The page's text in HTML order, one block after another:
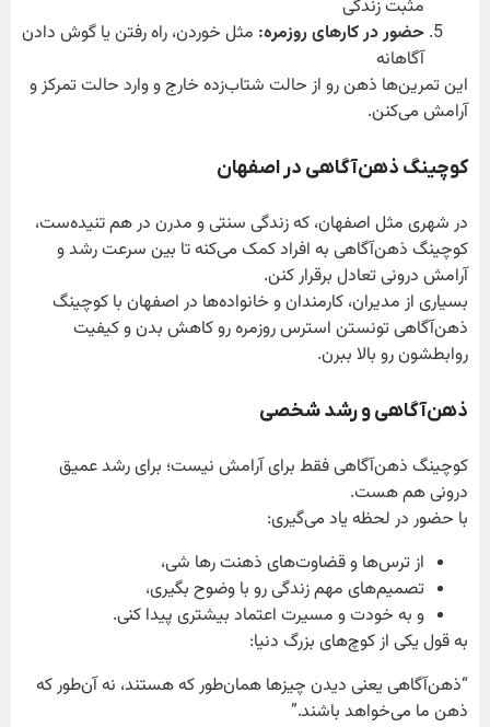
مثبت زندگی
حضور در کارهای روزمره: مثل خوردن، راه رفتن یا گوش دادن
آگاهانه
این تمرین‌ها ذهن رو از حالت شتاب‌زده خارج و وارد حالت تمرکز و
آرامش می‌کنن.
کوچینگ ذهن‌آگاهی در اصفهان
در شهری مثل اصفهان، که زندگی سنتی و مدرن در هم تنیده‌ست،
کوچینگ ذهن‌آگاهی به افراد کمک می‌کنه تا بین سرعت رشد و
آرامش درونی تعادل برقرار کنن.
بسیاری از مدیران، کارمندان و خانواده‌ها در اصفهان با کوچینگ
ذهن‌آگاهی تونستن استرس روزمره رو کاهش بدن و کیفیت
روابطشون رو بالا ببرن.
ذهن‌آگاهی و رشد شخصی
کوچینگ ذهن‌آگاهی فقط برای آرامش نیست؛ برای رشد عمیق
درونی هم هست.
با حضور در لحظه یاد می‌گیری:
از ترس‌ها و قضاوت‌های ذهنت رها شی،
تصمیم‌های مهم زندگی رو با وضوح بگیری،
و به خودت و مسیرت اعتماد بیشتری پیدا کنی.
به قول یکی از کوچ‌های بزرگ دنیا:
“ذهن‌آگاهی یعنی دیدن چیزها همان‌طور که هستند، نه آن‌طور که
ذهن ما می‌خواهد باشند.”